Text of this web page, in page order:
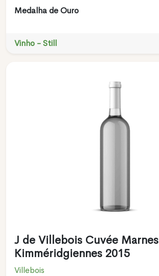
Medalha de Ouro
Vinho - Still
J de Villebois Cuvée Marnes
Kimméridgiennes 2015
Villebois